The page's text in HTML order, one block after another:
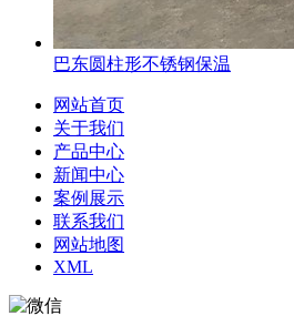
巴东圆柱形不锈钢保温
网站首页
关于我们
产品中心
新闻中心
案例展示
联系我们
网站地图
XML